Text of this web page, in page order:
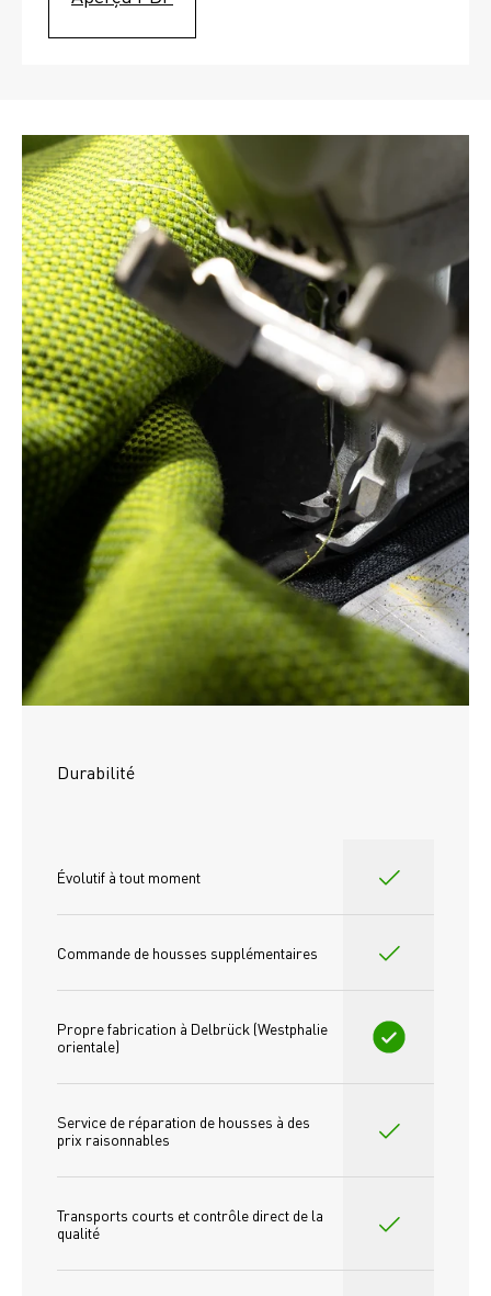
Durabilité
Évolutif à tout moment
Commande de housses supplémentaires
Propre fabrication à Delbrück (Westphalie
orientale)
Service de réparation de housses à des
prix raisonnables
Transports courts et contrôle direct de la
qualité